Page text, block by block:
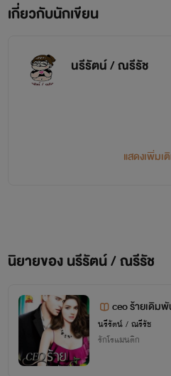
www.mebmarket.com
ที่เขาต้องอยู่อย่างทุกทรมานใจ
ที่เขาต้องอยู่อย่างทุกทรมานใจ
ว่า...เธอมาพร้อมกับเด็กชายตัวน้อ
เกี่ยวกับนักเขียน
นรีรัตน์ / ณรีรัช
แสดงเพิ่มเ
นิยายของ นรีรัตน์ / ณรีรัช
ceo ร้ายเดิม
นรีรัตน์ / ณรีรัช
รักโรแมนติก